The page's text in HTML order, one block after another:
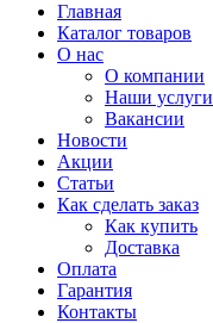
Главная
Каталог товаров
О нас
О компании
Наши услуги
Вакансии
Новости
Акции
Статьи
Как сделать заказ
Как купить
Доставка
Оплата
Гарантия
Контакты